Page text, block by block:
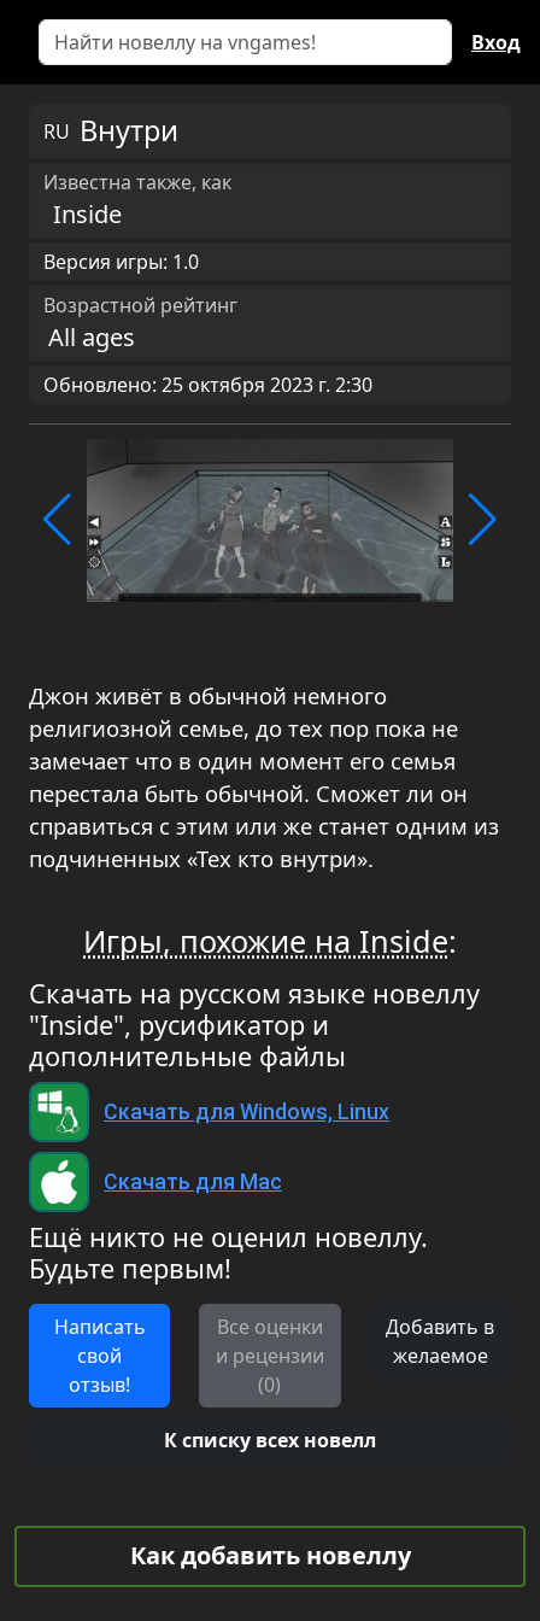
Вход
RU Внутри
Известна также, как
Inside
Версия игры: 1.0
Возрастной рейтинг
All ages
Обновлено: 25 октября 2023 г. 2:30
Джон живёт в обычной немного
религиозной семье, до тех пор пока не
замечает что в один момент его семья
перестала быть обычной. Сможет ли он
справиться с этим или же станет одним из
подчиненных «Тех кто внутри».
Игры, похожие на Inside:
Скачать на русском языке новеллу
"Inside", русификатор и
дополнительные файлы
Скачать для Windows, Linux
Скачать для Mac
Ещё никто не оценил новеллу.
Будьте первым!
Написать
свой
отзыв!
Все оценки
и рецензии
(0)
Добавить в
желаемое
К списку всех новелл
Как добавить новеллу